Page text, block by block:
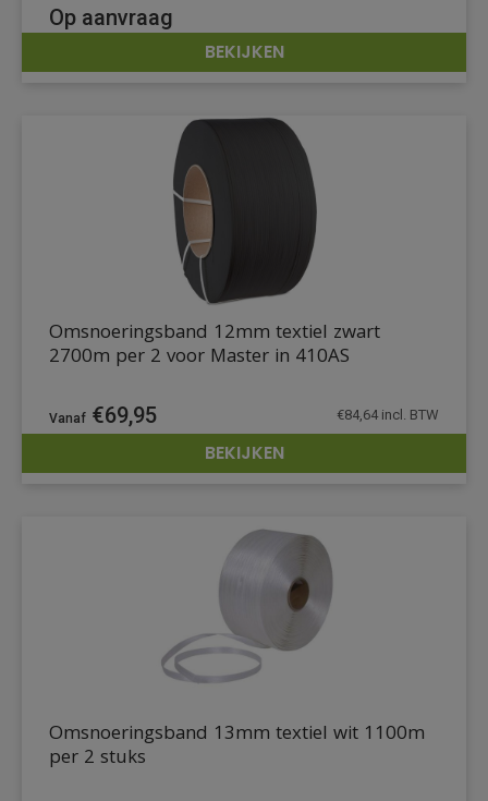
DETAILS
Op aanvraag
BEKIJKEN
DETAILS
Omsnoeringsband 12mm textiel zwart
2700m per 2 voor Master in 410AS
€69,95 €84,64 incl. BTW
BEKIJKEN
Omsnoeringsband 13mm textiel wit 1100m
per 2 stuks